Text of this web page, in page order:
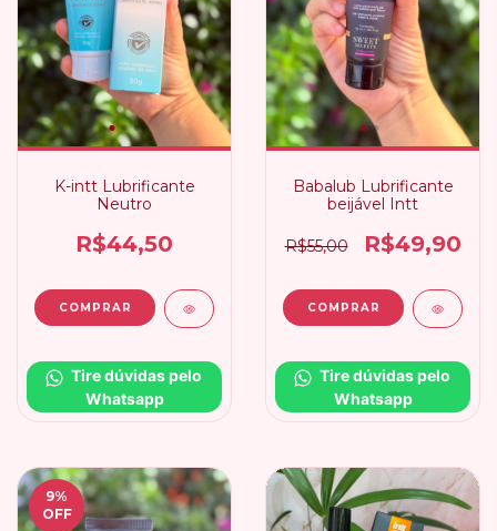
K-intt Lubrificante
Neutro
R$44,50
Tire dúvidas pelo
Whatsapp
Babalub Lubrificante
beijável Intt
R$55,00 R$49,90
Tire dúvidas pelo
Whatsapp
9%
OFF